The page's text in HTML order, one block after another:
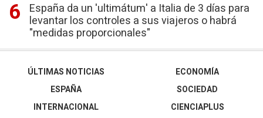
España da un 'ultimátum' a Italia de 3 días para
levantar los controles a sus viajeros o habrá
"medidas proporcionales"
ÚLTIMAS NOTICIAS
ESPAÑA
INTERNACIONAL
ECONOMÍA
SOCIEDAD
CIENCIAPLUS